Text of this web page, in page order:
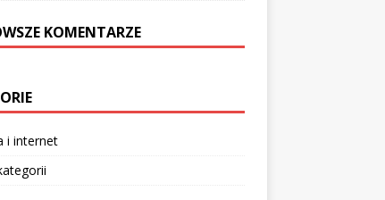
KOMENTARZE
i internet